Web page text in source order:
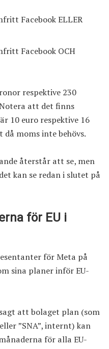
Facebook ELLER
Facebook OCH
respektive 230
att det finns
10 euro respektive 16
moms inte behövs.
återstår att se, men
kan se redan i slutet på
för EU i
för Meta på
sina planer inför EU-
att bolaget plan (som
”SNA”, internt) kan
för alla EU-